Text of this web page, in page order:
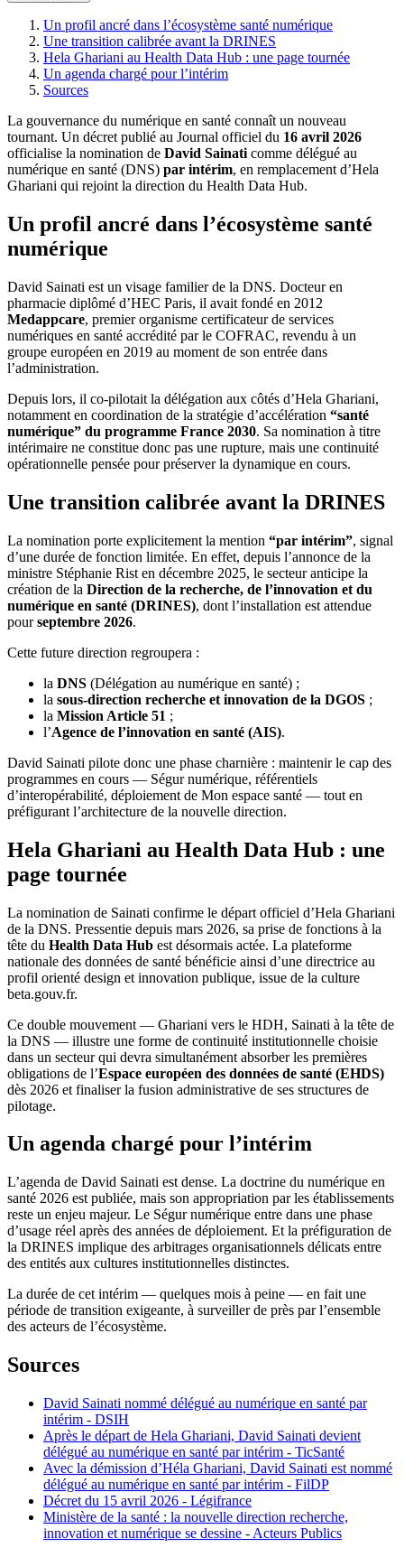
Un profil ancré dans l’écosystème santé numérique
Une transition calibrée avant la DRINES
Hela Ghariani au Health Data Hub : une page tournée
Un agenda chargé pour l’intérim
Sources
La gouvernance du numérique en santé connaît un nouveau
tournant. Un décret publié au Journal officiel du 16 avril 2026
officialise la nomination de David Sainati comme délégué au
numérique en santé (DNS) par intérim, en remplacement d’Hela
Ghariani qui rejoint la direction du Health Data Hub.
Un profil ancré dans l’écosystème santé
numérique
David Sainati est un visage familier de la DNS. Docteur en
pharmacie diplômé d’HEC Paris, il avait fondé en 2012
Medappcare, premier organisme certificateur de services
numériques en santé accrédité par le COFRAC, revendu à un
groupe européen en 2019 au moment de son entrée dans
l’administration.
Depuis lors, il co-pilotait la délégation aux côtés d’Hela Ghariani,
notamment en coordination de la stratégie d’accélération “santé
numérique” du programme France 2030. Sa nomination à titre
intérimaire ne constitue donc pas une rupture, mais une continuité
opérationnelle pensée pour préserver la dynamique en cours.
Une transition calibrée avant la DRINES
La nomination porte explicitement la mention “par intérim”, signal
d’une durée de fonction limitée. En effet, depuis l’annonce de la
ministre Stéphanie Rist en décembre 2025, le secteur anticipe la
création de la Direction de la recherche, de l’innovation et du
numérique en santé (DRINES), dont l’installation est attendue
pourseptembre 2026.
Cette future direction regroupera :
la DNS (Délégation au numérique en santé) ;
la sous-direction recherche et innovation de la DGOS ;
la Mission Article 51 ;
l’Agence de l’innovation en santé (AIS).
David Sainati pilote donc une phase charnière : maintenir le cap des
programmes en cours — Ségur numérique, référentiels
d’interopérabilité, déploiement de Mon espace santé — tout en
préfigurant l’architecture de la nouvelle direction.
Hela Ghariani au Health Data Hub : une
page tournée
La nomination de Sainati confirme le départ officiel d’Hela Ghariani
de la DNS. Pressentie depuis mars 2026, sa prise de fonctions à la
tête du Health Data Hub est désormais actée. La plateforme
nationale des données de santé bénéficie ainsi d’une directrice au
profil orienté design et innovation publique, issue de la culture
beta.gouv.fr.
Ce double mouvement — Ghariani vers le HDH, Sainati à la tête de
la DNS — illustre une forme de continuité institutionnelle choisie
dans un secteur qui devra simultanément absorber les premières
obligations de l’Espace européen des données de santé (EHDS)
dès 2026 et finaliser la fusion administrative de ses structures de
pilotage.
Un agenda chargé pour l’intérim
L’agenda de David Sainati est dense. La doctrine du numérique en
santé 2026 est publiée, mais son appropriation par les établissements
reste un enjeu majeur. Le Ségur numérique entre dans une phase
d’usage réel après des années de déploiement. Et la préfiguration de
la DRINES implique des arbitrages organisationnels délicats entre
des entités aux cultures institutionnelles distinctes.
La durée de cet intérim — quelques mois à peine — en fait une
période de transition exigeante, à surveiller de près par l’ensemble
des acteurs de l’écosystème.
Sources
David Sainati nommé délégué au numérique en santé par
intérim - DSIH
Après le départ de Hela Ghariani, David Sainati devient
délégué au numérique en santé par intérim - TicSanté
Avec la démission d’Héla Ghariani, David Sainati est nommé
délégué au numérique en santé par intérim - FilDP
Décret du 15 avril 2026 - Légifrance
Ministère de la santé : la nouvelle direction recherche,
innovation et numérique se dessine - Acteurs Publics